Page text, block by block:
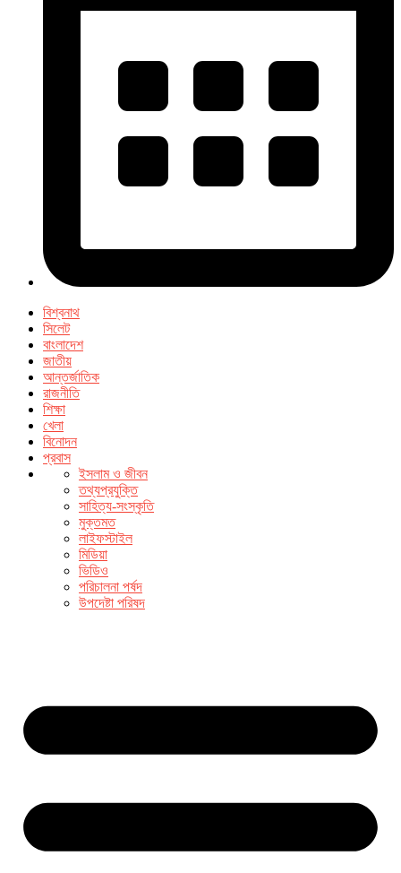
বিশ্বনাথ
সিলেট
বাংলাদেশ
জাতীয়
আন্তর্জাতিক
রাজনীতি
শিক্ষা
খেলা
বিনোদন
প্রবাস
ইসলাম ও জীবন
তথ্যপ্রযুক্তি
সাহিত্য-সংস্কৃতি
মুক্তমত
লাইফস্টাইল
মিডিয়া
ভিডিও
পরিচালনা পর্ষদ
উপদেষ্টা পরিষদ